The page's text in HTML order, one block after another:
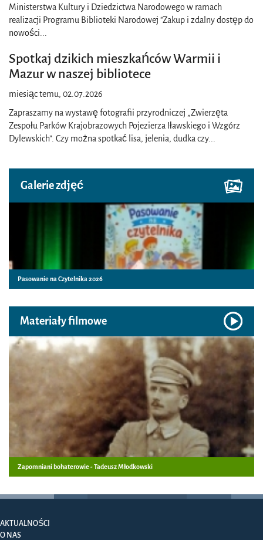
Ministerstwa Kultury i Dziedzictwa Narodowego w ramach
realizacji Programu Biblioteki Narodowej "Zakup i zdalny dostęp do
nowości...
Spotkaj dzikich mieszkańców Warmii i
Mazur w naszej bibliotece
miesiąc temu, 02.07.2026
Zapraszamy na wystawę fotografii przyrodniczej „Zwierzęta
Zespołu Parków Krajobrazowych Pojezierza Iławskiego i Wzgórz
Dylewskich”. Czy można spotkać lisa, jelenia, dudka czy...
Galerie zdjęć
Pasowanie na Czytelnika 2026
Materiały filmowe
Zapomniani bohaterowie - Tadeusz Młodkowski
AKTUALNOŚCI
O NAS